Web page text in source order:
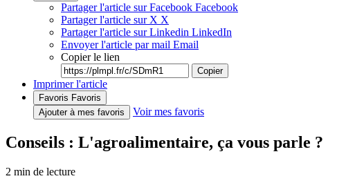
Partager l'article sur Facebook Facebook
Partager l'article sur X X
Partager l'article sur Linkedin LinkedIn
Envoyer l'article par mail Email
Copier le lien
Copier
Imprimer l'article
Favoris Favoris
Ajouter à mes favoris
Voir mes favoris
Conseils : L'agroalimentaire, ça vous parle ?
2 min de lecture